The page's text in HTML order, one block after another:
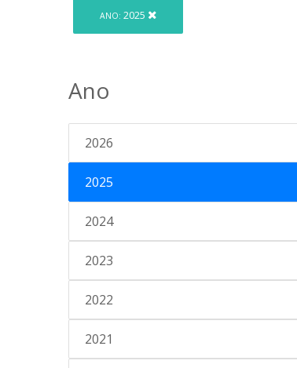
ANO: 2025
Ano
2026
2025
2024
2023
2022
2021